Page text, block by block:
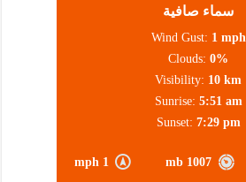
سماء صافية
1007 mb
1 mph
Wind Gust: 1 mph
Clouds: 0%
Visibility: 10 km
Sunrise: 5:51 am
Sunset: 7:29 pm